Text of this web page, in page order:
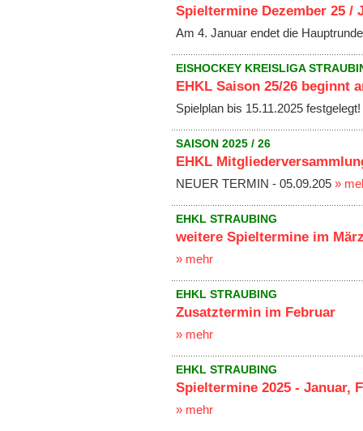
Spieltermine Dezember 25 /
Am 4. Januar endet die
EISHOCKEY KREISLIGA
EHKL Saison 25/26 beginnt
Spielplan bis 15.11.2025 festgelegt!
SAISON 2025 / 26
EHKL
NEUER TERMIN - 05.09.205 »
EHKL STRAUBING
weitere Spieltermine im
» mehr
EHKL STRAUBING
Zusatztermin im Februar
» mehr
EHKL STRAUBING
Spieltermine 2025 - Januar,
» mehr